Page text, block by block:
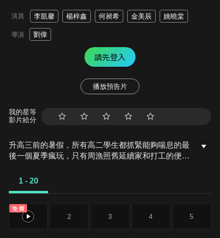
演員 李凱馨 楊梓鑫 何昶希 金美辰 姚曉棠
導演 劉偉
請先登入
播放預告片
我的星等
影片給分
升高三前的暑假，所有高二學生都抓緊能夠喘息的最
後一個夏季瘋玩，只有周漁照舊延續家和打工的便利
生，打破了小鎮的平靜，也攪亂了周漁的人生。
1 - 20
免費
1 2 3 4 5